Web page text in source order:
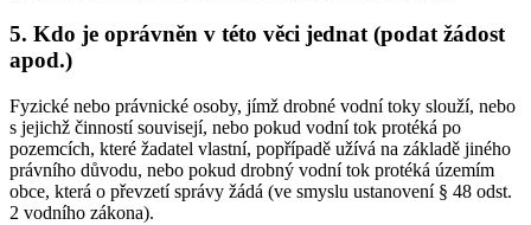
5. Kdo je oprávněn v této věci jednat (podat žádost
apod.)
Fyzické nebo právnické osoby, jímž drobné vodní toky slouží, nebo
s jejichž činností souvisejí, nebo pokud vodní tok protéká po
pozemcích, které žadatel vlastní, popřípadě užívá na základě jiného
právního důvodu, nebo pokud drobný vodní tok protéká územím
obce, která o převzetí správy žádá (ve smyslu ustanovení § 48 odst.
2 vodního zákona).